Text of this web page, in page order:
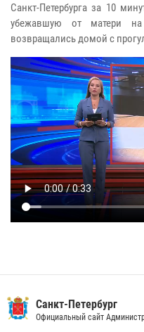
Санкт-Петербурга за 10
убежавшую от матери
возвращались домой с
Санкт-Петербург
Официальный сайт